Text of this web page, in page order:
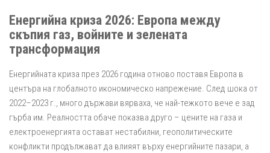
Енергийна криза 2026: Европа между
скъпия газ, войните и зелената
трансформация
Енергийната криза през 2026 година отново поставя Европа в
центъра на глобалното икономическо напрежение. След шока от
2022–2023 г., много държави вярваха, че най-тежкото вече е зад
гърба им. Реалността обаче показва друго – цените на газа и
електроенергията остават нестабилни, геополитическите
конфликти продължават да влияят върху енергийните пазари, а